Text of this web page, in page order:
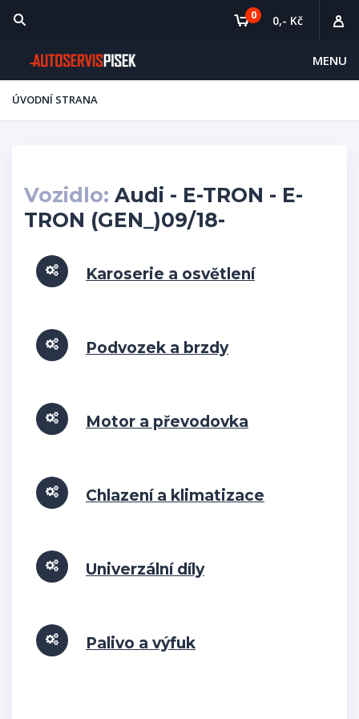
MENU
0 0,- Kč
ÚVODNÍ STRANA
Vozidlo: Audi - E-TRON - E-
TRON (GEN_)09/18-
Karoserie a osvětlení
Podvozek a brzdy
Motor a převodovka
Chlazení a klimatizace
Univerzální díly
Palivo a výfuk